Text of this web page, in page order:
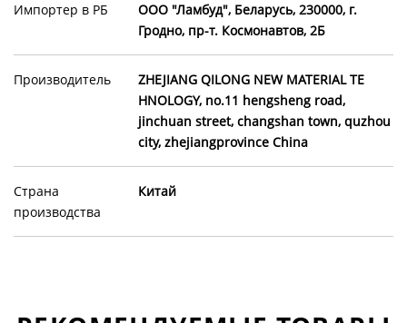
Импортер в РБ
ООО "Ламбуд", Беларусь, 230000, г.
Гродно, пр-т. Космонавтов, 2Б
Производитель
ZHEJIANG QILONG NEW MATERIAL TE
HNOLOGY, no.11 hengsheng road,
jinchuan street, changshan town, quzhou
city, zhejiangprovince China
Страна
производства
Китай